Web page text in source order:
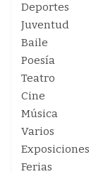
Deportes
Juventud
Baile
Poesía
Teatro
Cine
Música
Varios
Exposiciones
Ferias